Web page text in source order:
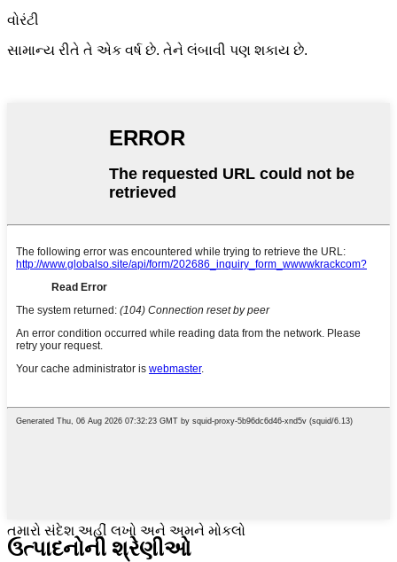
વોરંટી
સામાન્ય રીતે તે એક વર્ષ છે. તેને લંબાવી પણ શકાય છે.
તમારો સંદેશ અહીં લખો અને અમને મોકલો
ઉત્પાદનોની શ્રેણીઓ